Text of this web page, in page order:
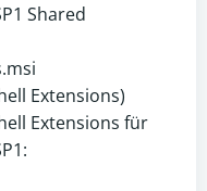
Shared
Extensions)
Extensions für